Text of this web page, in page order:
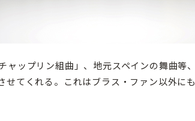
ップリン組曲」、地元スペインの舞曲等、
てくれる。これはブラス・ファン以外にも